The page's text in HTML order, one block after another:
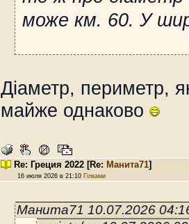
може км. 60. У
Діаметр, периметр,
майже однаково
Re: Греция 2022 [Re: Манита71]
16 июля 2026 в 21:10 Гілками
Манита71 10.07.2026